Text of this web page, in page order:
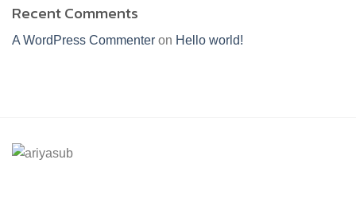
Recent Comments
A WordPress Commenter on Hello world!